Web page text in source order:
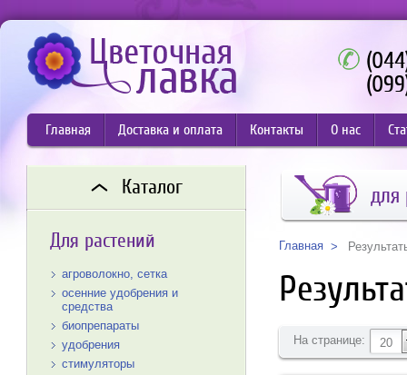
Главная Доставка и оплата Контакты О нас
Каталог
Для растений
агроволокно, сетка
осенние удобрения и
средства
биопрепараты
удобрения
стимуляторы
для
Главная
На странице: 20